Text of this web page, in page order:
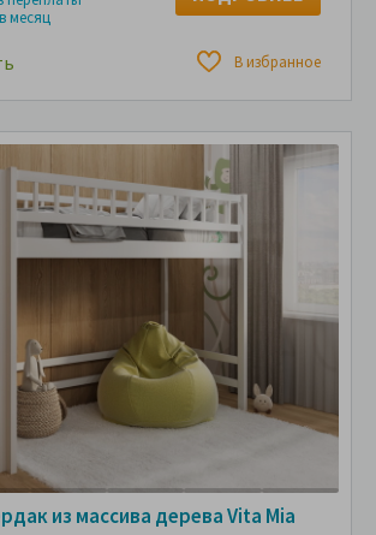
В избранное
в месяц
из массива дерева Vita Mia